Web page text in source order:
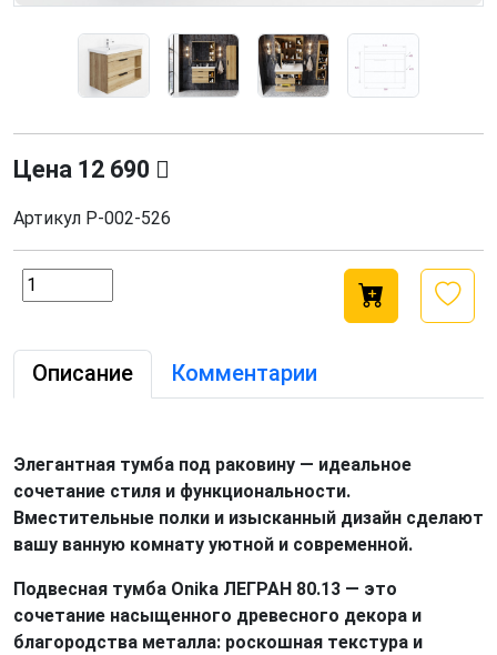
Цена 12 690
Артикул Р-002-526
Описание Комментарии
Элегантная тумба под раковину — идеальное
сочетание стиля и функциональности.
Вместительные полки и изысканный дизайн сделают
вашу ванную комнату уютной и современной.
Подвесная тумба Onika ЛЕГРАН 80.13 — это
сочетание насыщенного древесного декора и
благородства металла: роскошная текстура и